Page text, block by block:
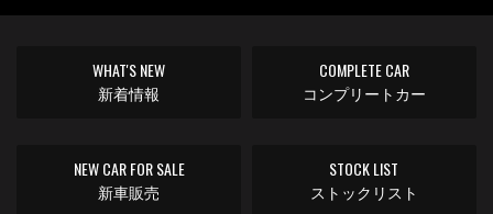
WHAT'S NEW
新着情報
COMPLETE CAR
コンプリートカー
NEW CAR FOR SALE
新車販売
STOCK LIST
ストックリスト